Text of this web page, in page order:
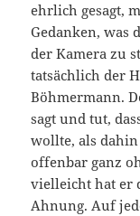
ehrlich gesagt,
Gedanken, was
der Kamera zu
tatsächlich der
Böhmermann.
sagt und tut,
wollte, als
offenbar ganz
vielleicht hat er
Ahnung. Auf